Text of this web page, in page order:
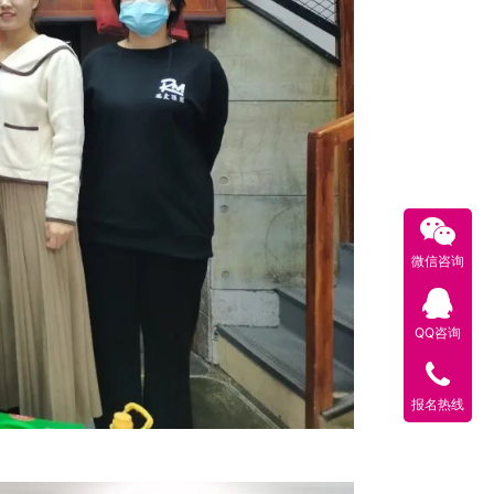
微信咨询
QQ咨询
报名热线